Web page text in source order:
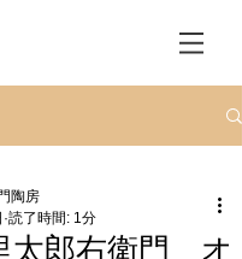
太郎右衛門 オ
陶房
読了時間: 1分